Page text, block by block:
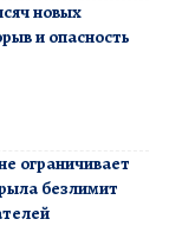
новых
и опасность
ограничивает
безлимит